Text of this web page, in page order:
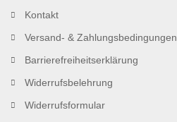
Kontakt
Versand- & Zahlungsbedingungen
Barrierefreiheitserklärung
Widerrufsbelehrung
Widerrufsformular